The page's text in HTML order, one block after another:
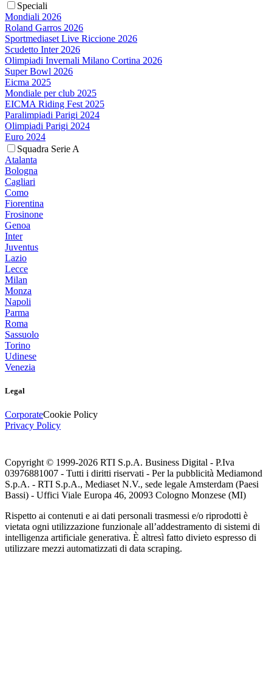
Speciali
Mondiali 2026
Roland Garros 2026
Sportmediaset Live Riccione 2026
Scudetto Inter 2026
Olimpiadi Invernali Milano Cortina 2026
Super Bowl 2026
Eicma 2025
Mondiale per club 2025
EICMA Riding Fest 2025
Paralimpiadi Parigi 2024
Olimpiadi Parigi 2024
Euro 2024
Squadra Serie A
Atalanta
Bologna
Cagliari
Como
Fiorentina
Frosinone
Genoa
Inter
Juventus
Lazio
Lecce
Milan
Monza
Napoli
Parma
Roma
Sassuolo
Torino
Udinese
Venezia
Legal
CorporateCookie Policy
Privacy Policy
Copyright © 1999-2026 RTI S.p.A. Business Digital - P.Iva
03976881007 - Tutti i diritti riservati - Per la pubblicità Mediamond
S.p.A. - RTI S.p.A., Mediaset N.V., sede legale Amsterdam (Paesi
Bassi) - Uffici Viale Europa 46, 20093 Cologno Monzese (MI)
Rispetto ai contenuti e ai dati personali trasmessi e/o riprodotti è
vietata ogni utilizzazione funzionale all’addestramento di sistemi di
intelligenza artificiale generativa. È altresì fatto divieto espresso di
utilizzare mezzi automatizzati di data scraping.